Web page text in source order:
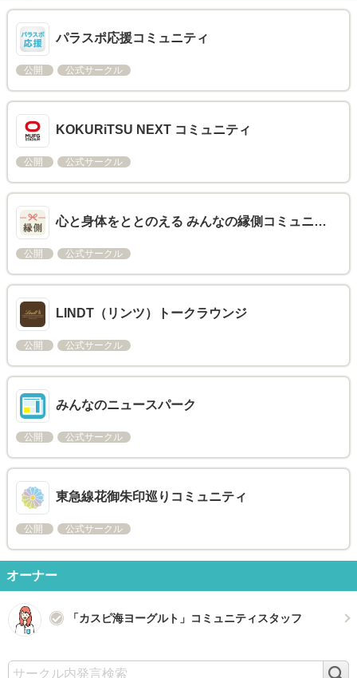
パラスポ応援コミュニティ
公開 公式サークル
KOKURiTSU NEXT コミュニティ
公開 公式サークル
心と身体をととのえる みんなの縁側コミュニ…
公開 公式サークル
LINDT（リンツ）トークラウンジ
公開 公式サークル
みんなのニュースパーク
公開 公式サークル
東急線花御朱印巡りコミュニティ
公開 公式サークル
オーナー
「カスピ海ヨーグルト」コミュニティスタッフ